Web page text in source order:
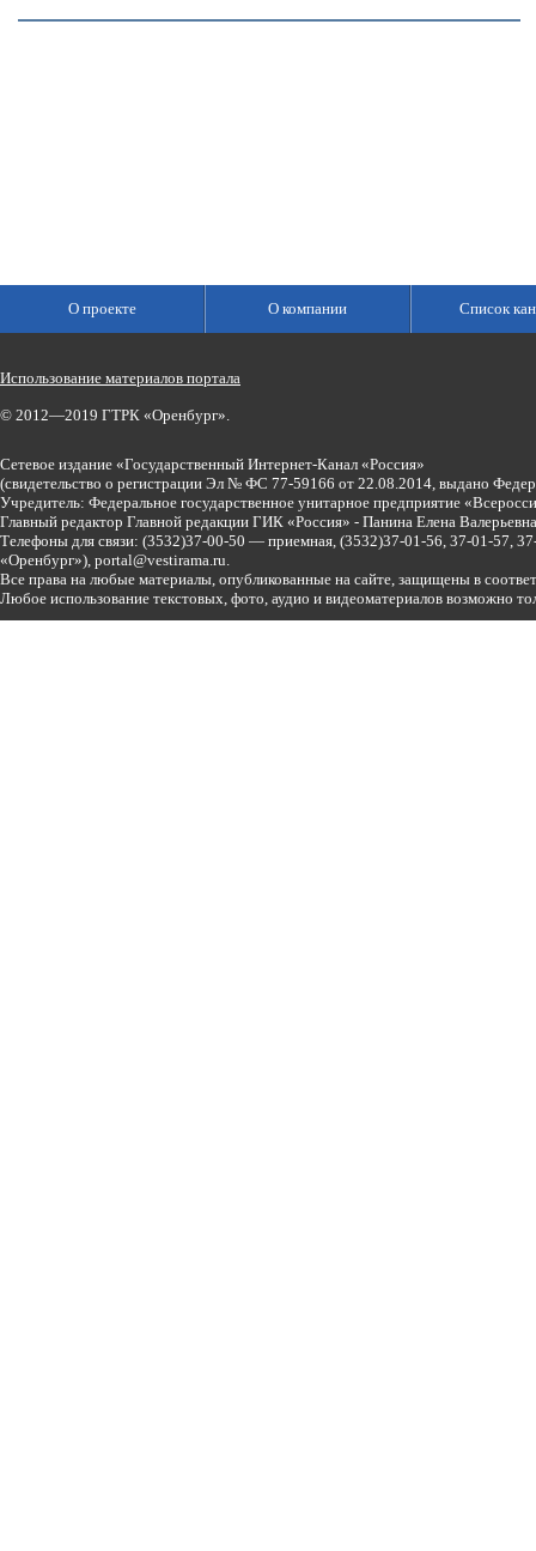
О проекте О компании Список
Использование материалов портала
© 2012—2019 ГТРК «Оренбург».
Сетевое издание «Государственный Интернет-Канал «Россия»
(свидетельство о регистрации Эл № ФС 77-59166 от 22.08.2014, выдано
Учредитель: Федеральное государственное унитарное предприятие
Главный редактор Главной редакции ГИК «Россия» - Панина Елена
Телефоны для связи: (3532)37-00-50 — приемная, (3532)37-01-56, 37-01-57,
«Оренбург»), portal@vestirama.ru.
Все права на любые материалы, опубликованные на сайте, защищены в
Любое использование текстовых, фото, аудио и видеоматериалов возможно